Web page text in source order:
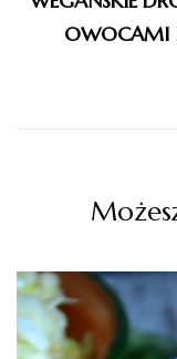
OWOCAMI